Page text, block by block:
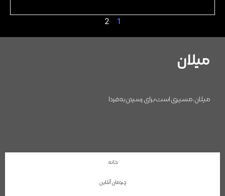
1
2
میلان
میلان، مسیری است برای رسیدن به فردا
خانه
چیدمان آنلاین